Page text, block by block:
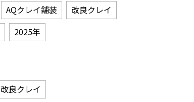
AQクレイ舗装
改良クレイ
2025年
改良クレイ